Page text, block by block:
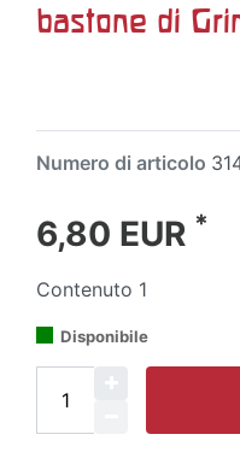
bastone di
Numero di articolo
6,80 EUR *
Contenuto 1
Disponibile